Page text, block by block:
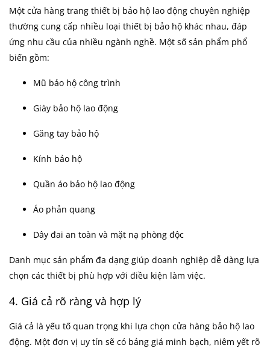
Một cửa hàng trang thiết bị bảo hộ lao động chuyên nghiệp
thường cung cấp nhiều loại thiết bị bảo hộ khác nhau, đáp
ứng nhu cầu của nhiều ngành nghề. Một số sản phẩm phổ
biến gồm:
Mũ bảo hộ công trình
Giày bảo hộ lao động
Găng tay bảo hộ
Kính bảo hộ
Quần áo bảo hộ lao động
Áo phản quang
Dây đai an toàn và mặt nạ phòng độc
Danh mục sản phẩm đa dạng giúp doanh nghiệp dễ dàng lựa
chọn các thiết bị phù hợp với điều kiện làm việc.
4. Giá cả rõ ràng và hợp lý
Giá cả là yếu tố quan trọng khi lựa chọn cửa hàng bảo hộ lao
động. Một đơn vị uy tín sẽ có bảng giá minh bạch, niêm yết rõ